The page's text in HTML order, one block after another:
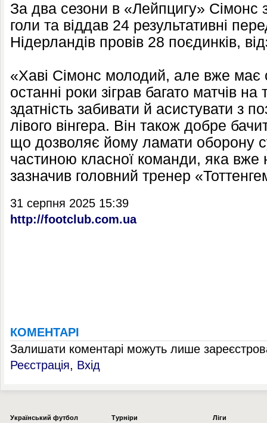
За два сезони в «Лейпцигу» Сімонс
голи та віддав 24 результативні
Нідерландів провів 28 поєдинків,
«Хаві Сімонс молодий, але вже має
останні роки зіграв багато матчів на
здатність забивати й асистувати з
лівого вінгера. Він також добре
що дозволяє йому ламати оборону
частиною класної команди, яка
зазначив головний тренер
31 серпня 2025 15:39
http://footclub.com.ua
КОМЕНТАРІ
Залишати коментарі можуть лише
Реєстрація, Вхід
Українcький футбол
Турніри
Ліги